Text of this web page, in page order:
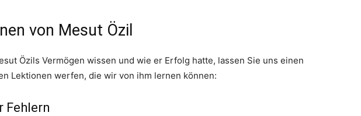
von Mesut Özil
Özils Vermögen wissen und wie er Erfolg hatte, lassen Sie uns einen
Lektionen werfen, die wir von ihm lernen können:
Fehlern